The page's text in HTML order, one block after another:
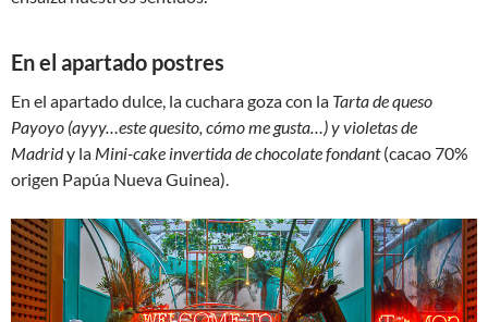
En el apartado postres
En el apartado dulce, la cuchara goza con la Tarta de queso
Payoyo (ayyy…este quesito, cómo me gusta…) y violetas de
Madridy la Mini-cake invertida de chocolate fondant(cacao 70%
origen Papúa Nueva Guinea).